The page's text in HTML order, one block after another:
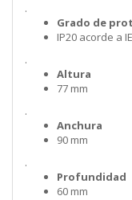
.
Grado de
IP20 acorde a
.
Altura
77 mm
.
Anchura
90 mm
.
Profundidad
60 mm